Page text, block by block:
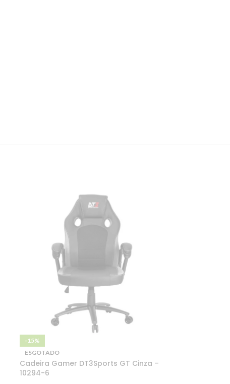
-15%
ESGOTADO
Cadeira Gamer DT3Sports GT Cinza –
10294-6